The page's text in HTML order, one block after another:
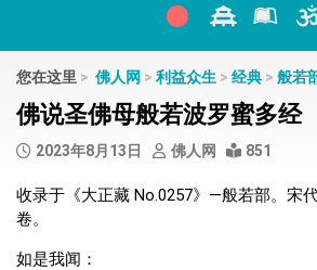
您在这里 > 佛人网 > 利益众生 > 经典 > 般若
佛说圣佛母般若波罗蜜多经
2023年8月13日 佛人网 851
收录于《大正藏 No.0257》—般若部。宋
卷。
如是我闻：